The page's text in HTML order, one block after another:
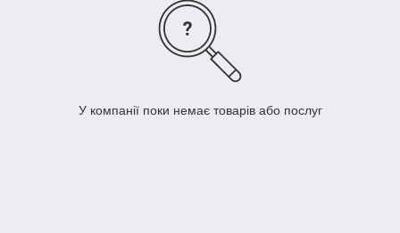
У компанії поки немає товарів або послуг